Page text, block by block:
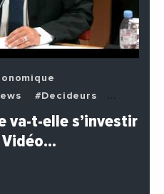
#Decideurs
#Economie
va-t-elle s’investir
Vidéo…